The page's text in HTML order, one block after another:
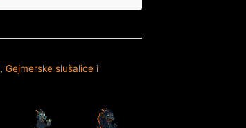
,Gejmerske slušalice i